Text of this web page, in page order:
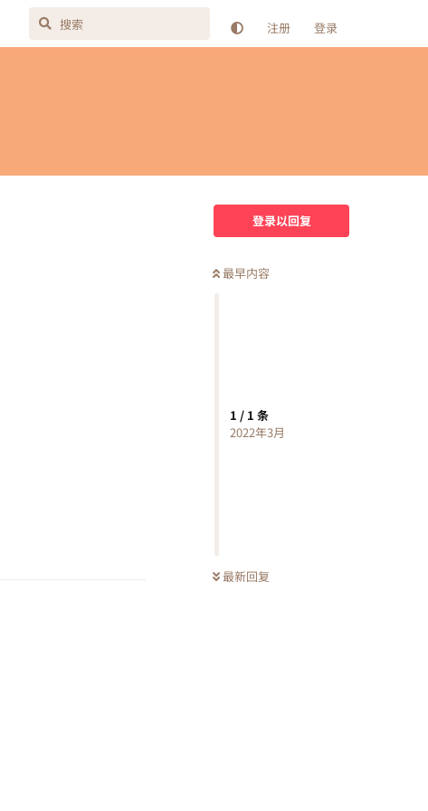
注册 登录
登录以回复
最早内容
1 / 1 条
2022年3月
最新回复